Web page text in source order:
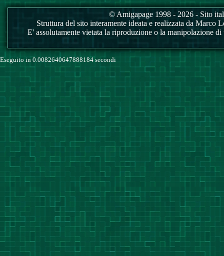
© Amigapage 1998 - 2026 - Sito
Struttura del sito interamente ideata e realizzata da
E' assolutamente vietata la riproduzione o la manipolazione
Eseguito in 0.0082640647888184 secondi